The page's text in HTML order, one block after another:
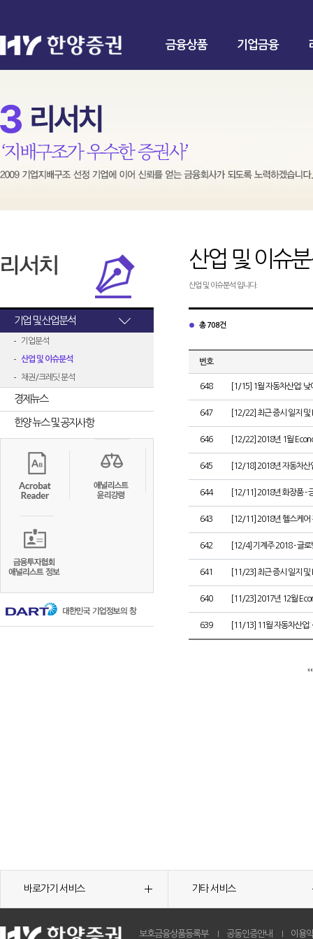
금융상품 기업금융
기업 및 산업분석
기업분석
산업 및 이슈분석
채권/크레딧 분석
경제뉴스
한양 뉴스 및 공지사항
산업 및 이슈
산업 및 이슈분석 입니다.
총 708건
번호
648 [1/15] 1월 자동차산업:
647 [12/22] 최근 증시 일지 및
646 [12/22] 2018년 1월
645 [12/18] 2018년 자동차산
644 [12/11] 2018년 화장품 -
643 [12/11] 2018년 헬스케어
642 [12/4] 기계주 2018 - 글
641 [11/23] 최근 증시 일지 및
640 [11/23] 2017년 12월
639 [11/13] 11월 자동차산업
바로가기 서비스 기타 서비스
보호금융상품등록부 공동인증안내 이용